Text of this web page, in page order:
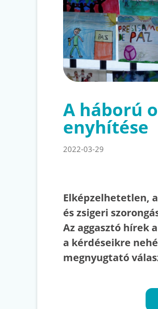
A háború
enyhítése
2022-03-29
Elképzelhetetlen,
és zsigeri
Az aggasztó hírek
a kérdéseikre
megnyugtató